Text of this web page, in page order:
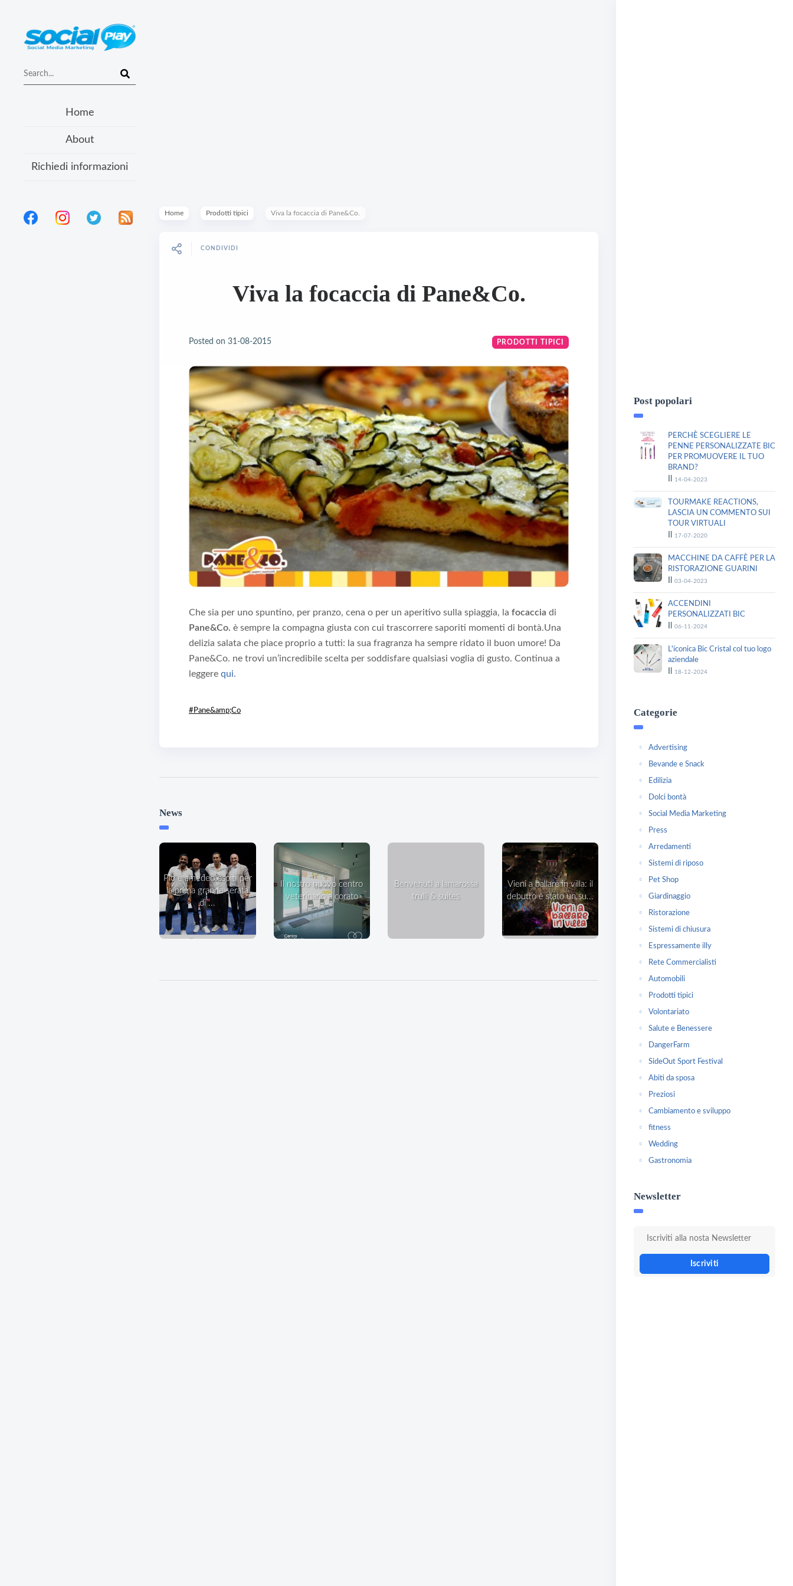
Home
About
Richiedi informazioni
Home Prodotti tipici Viva la focaccia di Pane&Co.
CONDIVIDI
Viva la focaccia di Pane&Co.
Posted on 31-08-2015 PRODOTTI TIPICI
Che sia per uno spuntino, per pranzo, cena o per un aperitivo sulla spiaggia, la focaccia di
Pane&Co. è sempre la compagna giusta con cui trascorrere saporiti momenti di bontà.Una
delizia salata che piace proprio a tutti: la sua fragranza ha sempre ridato il buon umore! Da
Pane&Co. ne trovi un’incredibile scelta per soddisfare qualsiasi voglia di gusto. Continua a
leggere qui.
#Pane&amp;Co
News
pio e amedeo ospiti per
la prima grande serata
di ...
veterinario a corato
benvenuti a lamarossa
trulli & suites
vieni a ballare in villa: il
debutto è stato un su...
Post popolari
PERCHÈ SCEGLIERE LE
PENNE PERSONALIZZATE BIC
PER PROMUOVERE IL TUO
BRAND?
14-04-2023
TOURMAKE REACTIONS,
LASCIA UN COMMENTO SUI
TOUR VIRTUALI
17-07-2020
MACCHINE DA CAFFÈ PER LA
RISTORAZIONE GUARINI
03-04-2023
ACCENDINI
PERSONALIZZATI BIC
06-11-2024
L'iconica Bic Cristal col tuo logo
aziendale
18-12-2024
Categorie
Advertising
Bevande e Snack
Edilizia
Dolci bontà
Social Media Marketing
Press
Arredamenti
Sistemi di riposo
Pet Shop
Giardinaggio
Ristorazione
Sistemi di chiusura
Espressamente illy
Rete Commercialisti
Automobili
Prodotti tipici
Volontariato
Salute e Benessere
DangerFarm
SideOut Sport Festival
Abiti da sposa
Preziosi
Cambiamento e sviluppo
fitness
Wedding
Gastronomia
Newsletter